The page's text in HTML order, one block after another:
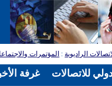
الراديوية: المؤتمرات
غرفة للاتصالات